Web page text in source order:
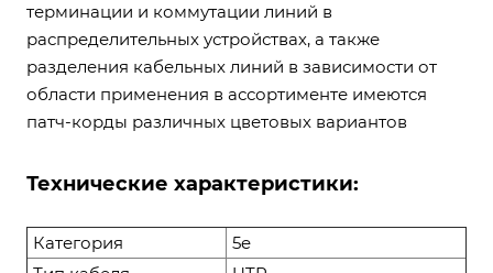
терминации и коммутации линий в
распределительных устройствах, а также
разделения кабельных линий в зависимости от
области применения в ассортименте имеются
патч-корды различных цветовых вариантов
Технические характеристики:
Категория
5e